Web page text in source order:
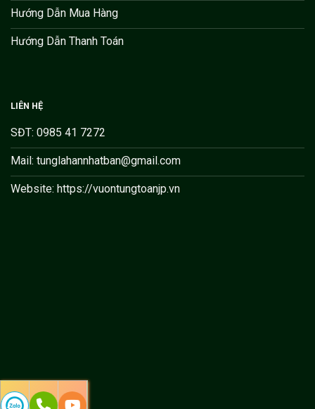
Hướng Dẫn Mua Hàng
Hướng Dẫn Thanh Toán
LIÊN HỆ
SĐT: 0985 41 7272
Mail: tunglahannhatban@gmail.com
Website: https://vuontungtoanjp.vn